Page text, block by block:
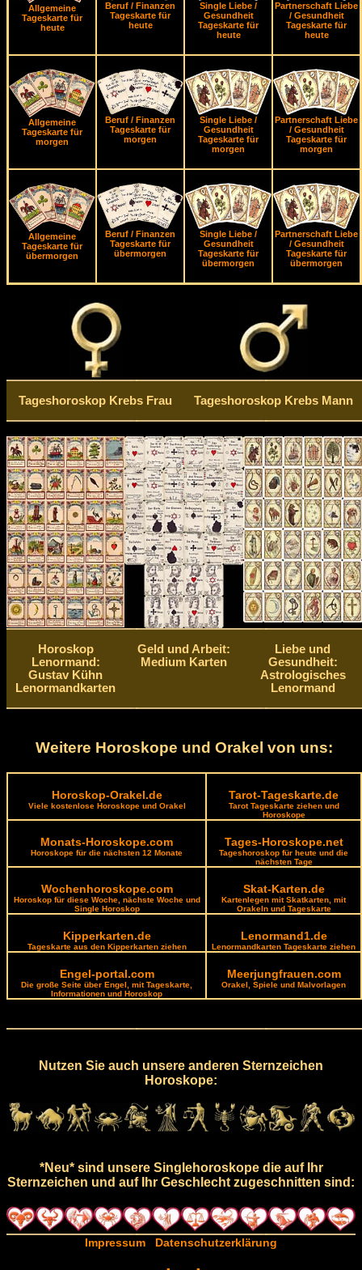
Allgemeine
Tageskarte für
heute
Beruf / Finanzen
Tageskarte für
heute
Single Liebe /
Gesundheit
Tageskarte für
heute
Partnerschaft Liebe
/ Gesundheit
Tageskarte für
heute
Allgemeine
Tageskarte für
morgen
Beruf / Finanzen
Tageskarte für
morgen
Single Liebe /
Gesundheit
Tageskarte für
morgen
Partnerschaft Liebe
/ Gesundheit
Tageskarte für
morgen
Allgemeine
Tageskarte für
übermorgen
Beruf / Finanzen
Tageskarte für
übermorgen
Single Liebe /
Gesundheit
Tageskarte für
übermorgen
Partnerschaft Liebe
/ Gesundheit
Tageskarte für
übermorgen
Tageshoroskop Krebs Frau Tageshoroskop Krebs Mann
Horoskop
Lenormand:
Gustav Kühn
Lenormandkarten
Geld und Arbeit:
Medium Karten
Liebe und
Gesundheit:
Astrologisches
Lenormand
Weitere Horoskope und Orakel von uns:
Horoskop-Orakel.de
Viele kostenlose Horoskope und Orakel
Tarot-Tageskarte.de
Tarot Tageskarte ziehen und
Horoskope
Monats-Horoskope.com
Horoskope für die nächsten 12 Monate
Tages-Horoskope.net
Tageshoroskop für heute und die
nächsten Tage
Wochenhoroskope.com
Horoskop für diese Woche, nächste Woche und
Single Horoskop
Skat-Karten.de
Kartenlegen mit Skatkarten, mit
Orakeln und Tageskarte
Kipperkarten.de
Tageskarte aus den Kipperkarten ziehen
Lenormand1.de
Lenormandkarten Tageskarte ziehen
Engel-portal.com
Die große Seite über Engel, mit Tageskarte,
Informationen und Horoskop
Meerjungfrauen.com
Orakel, Spiele und Malvorlagen
Nutzen Sie auch unsere anderen Sternzeichen
Horoskope:
*Neu* sind unsere Singlehoroskope die auf Ihr
Sternzeichen und auf Ihr Geschlecht zugeschnitten sind:
Impressum Datenschutzerklärung